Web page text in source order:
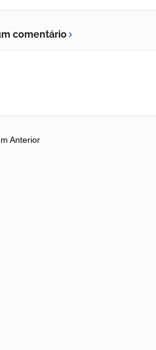
comentário
Anterior